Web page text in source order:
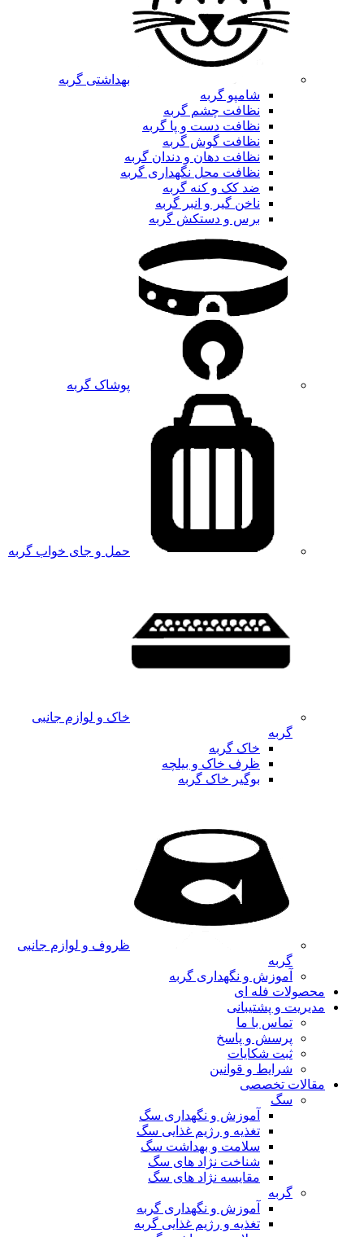
بهداشتی گربه
شامپو گربه
نظافت چشم گربه
نظافت دست و پا گربه
نظافت گوش گربه
نظافت دهان و دندان گربه
نظافت محل نگهداری گربه
ضد کک و کنه گربه
ناخن گیر و انبر گربه
برس و دستکش گربه
پوشاک گربه
حمل و جای خواب گربه
خاک و لوازم جانبی
گربه
خاک گربه
ظرف خاک و بیلچه
بوگیر خاک گربه
ظروف و لوازم جانبی
گربه
آموزش و نگهداری گربه
محصولات فله ای
مدیریت و پشتیبانی
تماس با ما
پرسش و پاسخ
ثبت شکایات
شرایط و قوانین
مقالات تخصصی
سگ
آموزش و نگهداری سگ
تغذیه و رژیم غذایی سگ
سلامت و بهداشت سگ
شناخت نژاد های سگ
مقایسه نژاد های سگ
گربه
آموزش و نگهداری گربه
تغذیه و رژیم غذایی گربه